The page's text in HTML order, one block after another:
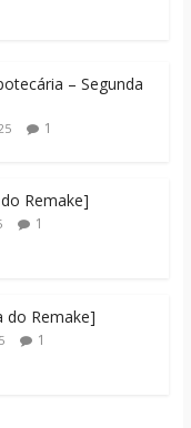
– Segunda
1
Remake]
1
do Remake]
1